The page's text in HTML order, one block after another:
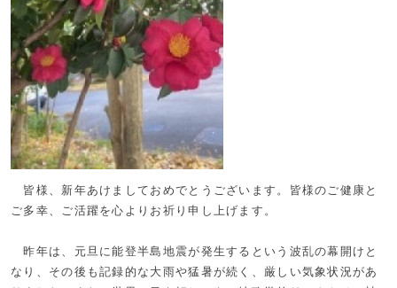
皆様、新年あけましておめでとうございます。皆様のご健康と
ご多幸、ご活躍を心よりお祈り申し上げます。
昨年は、元旦に能登半島地震が発生するという波乱の幕開けと
なり、その後も記録的な大雨や猛暑が続く、厳しい気象状況があ